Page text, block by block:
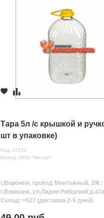
Тара 5л /с крышкой и
шт в упаковке)
Код: 17154
Бренд: ООО "Митакс"
г.Воронеж, проезд Монтажный, 3Ж
г.Воронеж, ул.Лидии Рябцевой
Склад: >527 (доставка 2-5 дней)